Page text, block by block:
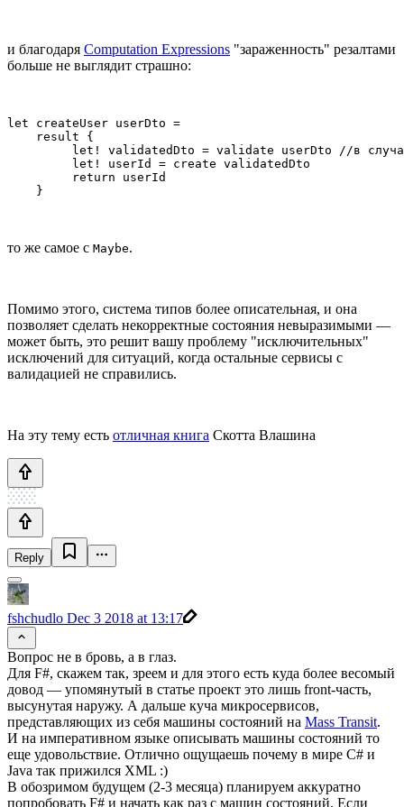
и благодаря Computation Expressions "зараженность" резалтами
больше не выглядит страшно:
let createUser userDto =
    result {
let! validatedDto = validate userDto //в
         let! userId = create validatedDto
         return userId
    }
то же самое с Maybe.
Помимо этого, система типов более описательная, и она
позволяет сделать некорректные состояния невыразимыми —
может быть, это решит вашу проблему "исключительных"
исключений для ситуаций, когда остальные сервисы с
валидацией не справились.
На эту тему есть отличная книга Скотта Влашина
Reply
fshchudlo Dec 3 2018 at 13:17
Вопрос не в бровь, а в глаз.
Для F#, скажем так, зреем и для этого есть куда более весомый
довод — упомянутый в статье проект это лишь front-часть,
высунутая наружу. А дальше куча микросервисов,
представляющих из себя машины состояний на Mass Transit.
И на императивном языке описывать машины состояний то
еще удовольствие. Отлично ощущаешь почему в мире C# и
Java так прижился XML :)
В обозримом будущем (2-3 месяца) планируем аккуратно
попробовать F# и начать как раз с машин состояний. Если